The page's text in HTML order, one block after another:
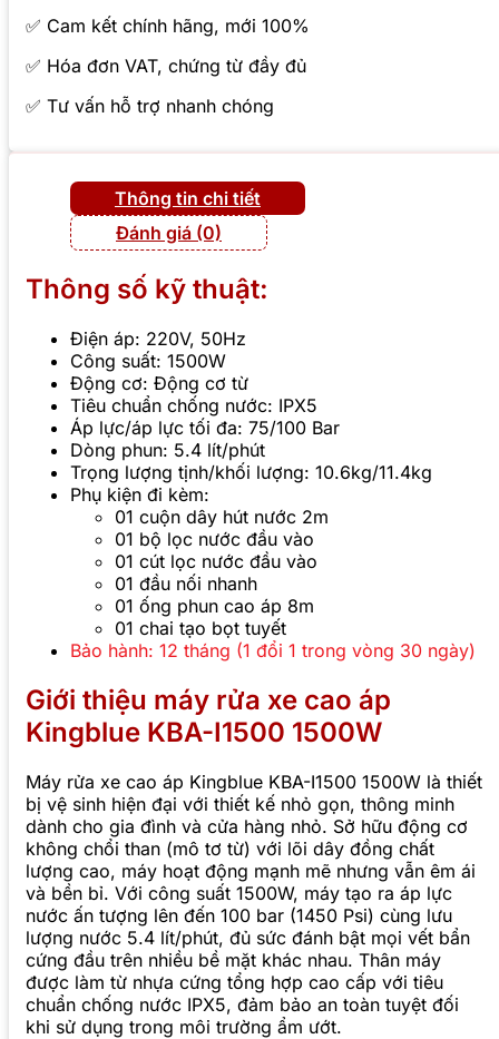
✅ Cam kết chính hãng, mới 100%
✅ Hóa đơn VAT, chứng từ đầy đủ
✅ Tư vấn hỗ trợ nhanh chóng
Thông tin chi tiết
Đánh giá (0)
Thông số kỹ thuật:
Điện áp: 220V, 50Hz
Công suất: 1500W
Động cơ: Động cơ từ
Tiêu chuẩn chống nước: IPX5
Áp lực/áp lực tối đa: 75/100 Bar
Dòng phun: 5.4 lít/phút
Trọng lượng tịnh/khối lượng: 10.6kg/11.4kg
Phụ kiện đi kèm:
01 cuộn dây hút nước 2m
01 bộ lọc nước đầu vào
01 cút lọc nước đầu vào
01 đầu nối nhanh
01 ống phun cao áp 8m
01 chai tạo bọt tuyết
Bảo hành: 12 tháng (1 đổi 1 trong vòng 30 ngày)
Giới thiệu máy rửa xe cao áp
Kingblue KBA-I1500 1500W
Máy rửa xe cao áp Kingblue KBA-I1500 1500W là thiết
bị vệ sinh hiện đại với thiết kế nhỏ gọn, thông minh
dành cho gia đình và cửa hàng nhỏ. Sở hữu động cơ
không chổi than (mô tơ từ) với lõi dây đồng chất
lượng cao, máy hoạt động mạnh mẽ nhưng vẫn êm ái
và bền bỉ. Với công suất 1500W, máy tạo ra áp lực
nước ấn tượng lên đến 100 bar (1450 Psi) cùng lưu
lượng nước 5.4 lít/phút, đủ sức đánh bật mọi vết bẩn
cứng đầu trên nhiều bề mặt khác nhau. Thân máy
được làm từ nhựa cứng tổng hợp cao cấp với tiêu
chuẩn chống nước IPX5, đảm bảo an toàn tuyệt đối
khi sử dụng trong môi trường ẩm ướt.